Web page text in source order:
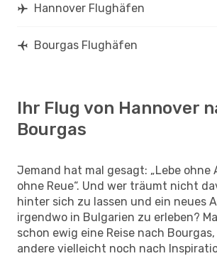
Hannover Flughäfen
Bourgas Flughäfen
Ihr Flug von Hannover
Bourgas
Jemand hat mal gesagt: „Lebe ohne
ohne Reue“. Und wer träumt nicht
hinter sich zu lassen und ein neues
irgendwo in Bulgarien zu erleben?
schon ewig eine Reise nach
andere vielleicht noch nach